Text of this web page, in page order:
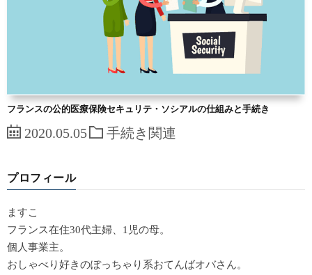
フランスの公的医療保険セキュリテ・ソシアルの仕組みと手続き
2020.05.05 手続き関連
プロフィール
ますこ
フランス在住30代主婦、1児の母。
個人事業主。
おしゃべり好きのぽっちゃり系おてんばオバさん。